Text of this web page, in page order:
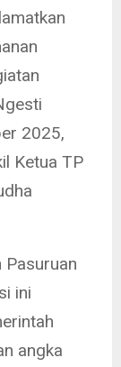
2025,
Ketua TP
Pasuruan
ini
angka